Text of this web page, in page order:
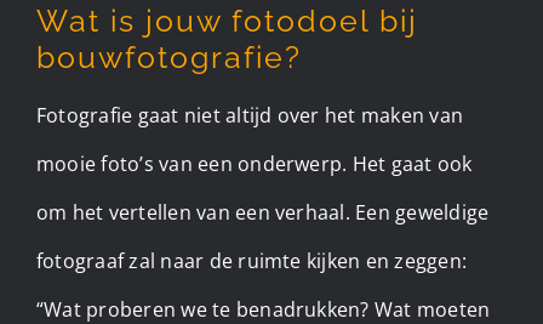
Wat is jouw fotodoel bij
bouwfotografie?
Fotografie gaat niet altijd over het maken van
mooie foto’s van een onderwerp. Het gaat ook
om het vertellen van een verhaal. Een geweldige
fotograaf zal naar de ruimte kijken en zeggen:
“Wat proberen we te benadrukken? Wat moeten